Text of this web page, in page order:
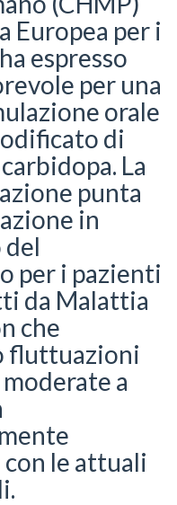
Europea per i
espresso
per una
orale
di
La
punta
in
per i pazienti
da Malattia
che
fluttuazioni
a
le attuali